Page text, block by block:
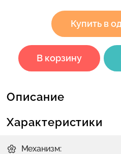
Купить в
В корзину
Описание
Характеристики
Механизм: